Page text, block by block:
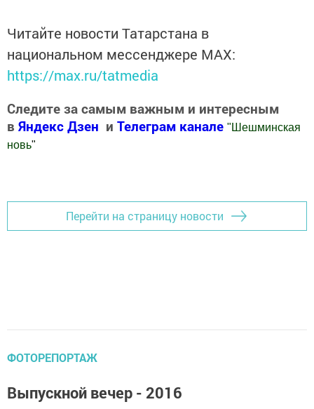
Читайте новости Татарстана в
национальном мессенджере MАХ:
https://max.ru/tatmedia
Следите за самым важным и интересным
в Яндекс Дзен и Телеграм канале " Шешминская
новь"
Перейти на страницу новости
ФОТОРЕПОРТАЖ
Выпускной вечер - 2016